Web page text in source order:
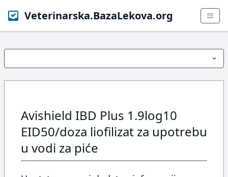
Veterinarska.BazaLekova.org
Avishield IBD Plus 1.9log10
EID50/doza liofilizat za upotrebu
u vodi za piće